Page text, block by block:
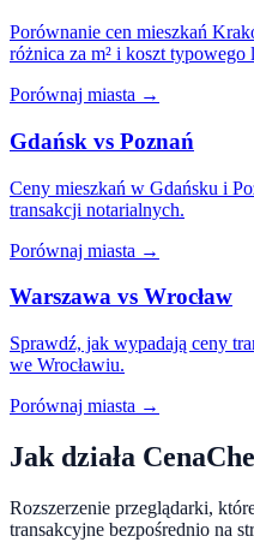
Porównanie cen mieszkań
różnica za m² i koszt typowego
Porównaj miasta →
Gdańsk vs Poznań
Ceny mieszkań w Gdańsku i
transakcji notarialnych.
Porównaj miasta →
Warszawa vs Wrocław
Sprawdź, jak wypadają ceny
we Wrocławiu.
Porównaj miasta →
Jak działa
Rozszerzenie przeglądarki,
transakcyjne bezpośrednio na